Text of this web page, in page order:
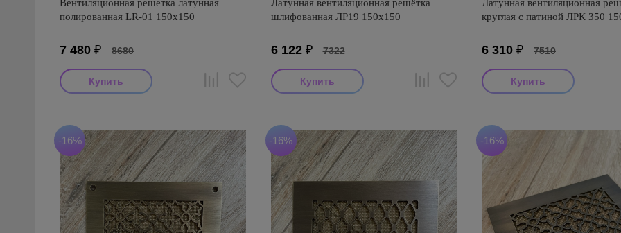
Вентиляционная решетка латунная
полированная LR-01 150х150
7 480 ₽ 8680
Латунная вентиляционная решётка
шлифованная ЛР19 150х150
6 122₽ 7322
Латунная вентиляционная
круглая с патиной ЛРК 350
6 310 ₽ 7510
-16% -16% -16%